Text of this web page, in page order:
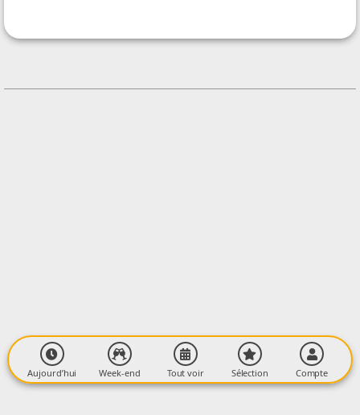
CONTACT
Contacter l'organisateur
Aujourd’hui Week-end Tout voir Sélection Compte